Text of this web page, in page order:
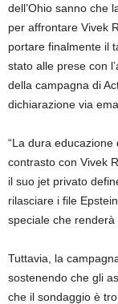
dell’Ohio sanno che
per affrontare Vivek
portare finalmente il
stato alle prese con
della campagna di
dichiarazione via
“La dura
contrasto con Vivek
il suo jet privato
rilasciare i file
speciale che renderà
Tuttavia, la
sostenendo che gli
che il sondaggio è